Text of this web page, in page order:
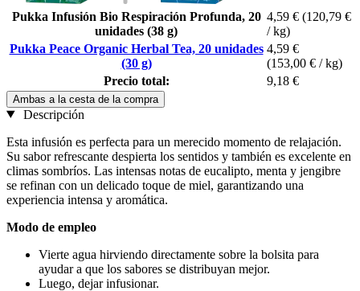
Pukka Infusión Bio Respiración Profunda, 20
unidades (38 g)
4,59 € (120,79 €
/ kg)
Pukka Peace Organic Herbal Tea, 20 unidades
(30 g)
4,59 €
(153,00 € / kg)
Precio total:
9,18 €
Ambas a la cesta de la compra
Descripción
Esta infusión es perfecta para un merecido momento de relajación.
Su sabor refrescante despierta los sentidos y también es excelente en
climas sombríos. Las intensas notas de eucalipto, menta y jengibre
se refinan con un delicado toque de miel, garantizando una
experiencia intensa y aromática.
Modo de empleo
Vierte agua hirviendo directamente sobre la bolsita para
ayudar a que los sabores se distribuyan mejor.
Luego, dejar infusionar.